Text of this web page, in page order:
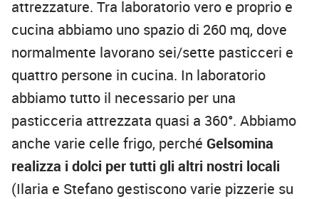
attrezzature. Tra laboratorio vero e proprio e
cucina abbiamo uno spazio di 260 mq, dove
normalmente lavorano sei/sette pasticceri e
quattro persone in cucina. In laboratorio
abbiamo tutto il necessario per una
pasticceria attrezzata quasi a 360°. Abbiamo
anche varie celle frigo, perché Gelsomina
realizza i dolci per tutti gli altri nostri locali
(Ilaria e Stefano gestiscono varie pizzerie su